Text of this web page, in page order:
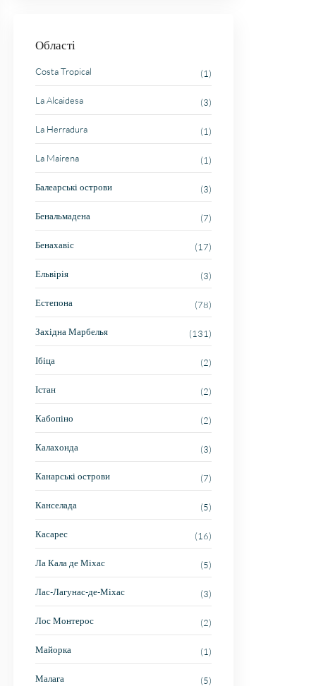
Області
Costa Tropical (1)
La Alcaidesa (3)
La Herradura (1)
La Mairena (1)
Балеарські острови (3)
Бенальмадена (7)
Бенахавіс (17)
Ельвірія (3)
Естепона (78)
Західна Марбелья (131)
Ібіца (2)
Істан (2)
Кабопіно (2)
Калахонда (3)
Канарські острови (7)
Канселада (5)
Касарес (16)
Ла Кала де Міхас (5)
Лас-Лагунас-де-Міхас (3)
Лос Монтерос (2)
Майорка (1)
Малага (5)